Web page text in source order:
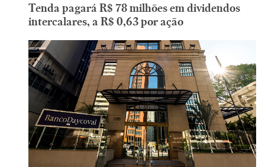
Tenda pagará R$ 78 milhões em dividendos
intercalares, a R$ 0,63 por ação